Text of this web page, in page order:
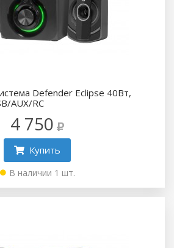
Defender Eclipse 40Вт,
AUX/RC
4 750
Купить
В наличии 1 шт.